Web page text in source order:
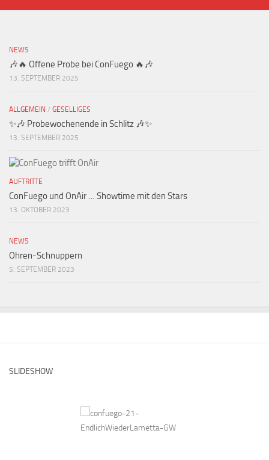
NEWS
🎶🔥 Offene Probe bei ConFuego 🔥🎶
13. SEPTEMBER 2025
ALLGEMEIN / GESELLIGES
✨🎶 Probewochenende in Schlitz 🎶✨
13. SEPTEMBER 2025
AUFTRITTE
ConFuego und OnAir … Showtime mit den Stars
13. OKTOBER 2023
NEWS
Ohren-Schnuppern
5. SEPTEMBER 2023
SLIDESHOW